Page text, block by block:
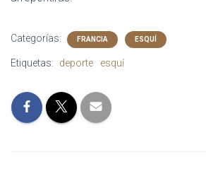
Categorías: FRANCIA ESQUÍ
Etiquetas: deporte esquí